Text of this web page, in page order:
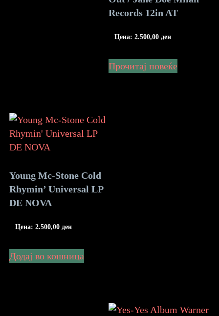
Records 12in AT
Цена: 2.500,00 ден
Прочитај повеќе
Young Mc-Stone Cold
Rhymin’ Universal LP
DE NOVA
Цена: 2.500,00 ден
Додај во кошница